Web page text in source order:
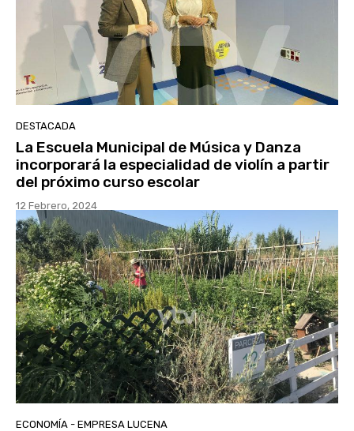
DESTACADA
La Escuela Municipal de Música y Danza
incorporará la especialidad de violín a partir
del próximo curso escolar
12 Febrero, 2024
ECONOMÍA - EMPRESA LUCENA